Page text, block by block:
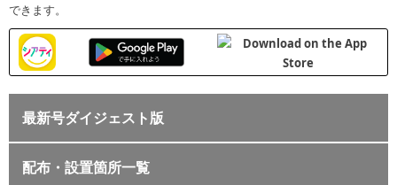
できます。
最新号ダイジェスト版
配布・設置箇所一覧